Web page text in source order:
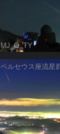
MJ_Q_TY
ペルセウス座流星